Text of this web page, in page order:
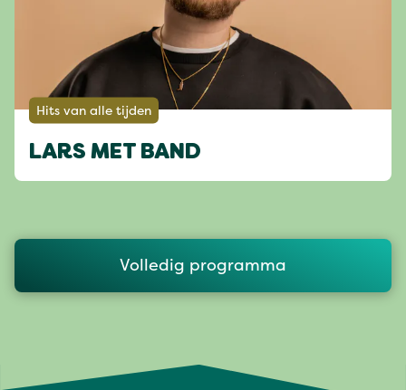
Hits van alle tijden
LARS MET BAND
Volledig programma